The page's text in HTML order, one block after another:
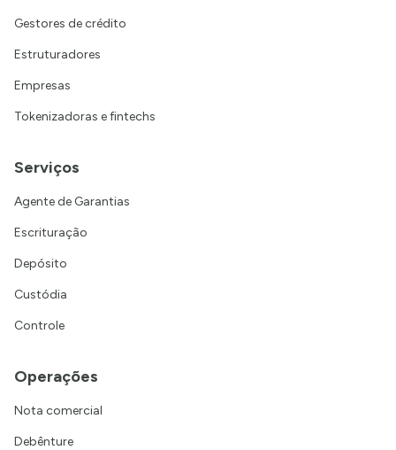
Gestores de crédito
Estruturadores
Empresas
Tokenizadoras e fintechs
Serviços
Agente de Garantias
Escrituração
Depósito
Custódia
Controle
Operações
Nota comercial
Debênture